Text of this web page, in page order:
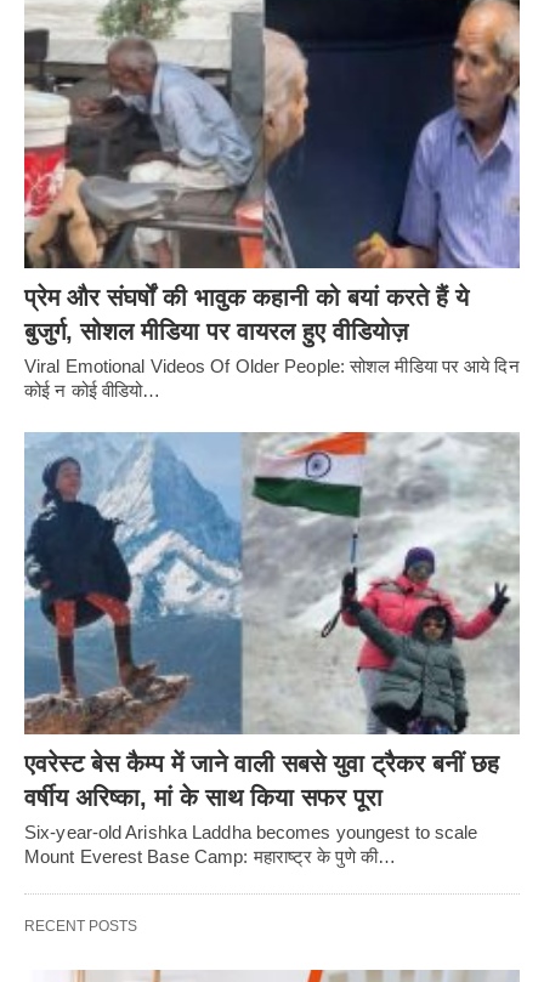
प्रेम और संघर्षों की भावुक कहानी को बयां करते हैं ये
बुजुर्ग, सोशल मीडिया पर वायरल हुए वीडियोज़
Viral Emotional Videos Of Older People: सोशल मीडिया पर आये दिन
कोई न कोई वीडियो…
एवरेस्ट बेस कैम्प में जाने वाली सबसे युवा ट्रैकर बनीं छह
वर्षीय अरिष्का, मां के साथ किया सफर पूरा
Six-year-old Arishka Laddha becomes youngest to scale
Mount Everest Base Camp: महाराष्ट्र के पुणे की…
RECENT POSTS